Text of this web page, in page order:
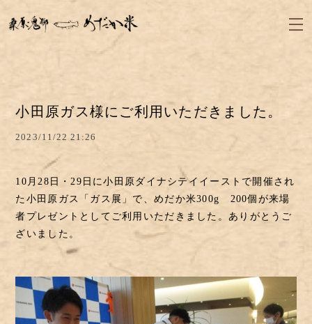
小田原ガス様にご利用いただきました。
2023/11/22 21:26
10月28日・29日に小田原ダイナシテイイーストで開催され
た小田原ガス「ガス展」で、めだか米300g 200個が来場
者プレゼントとしてご利用いただきました。ありがとうご
ざいました。